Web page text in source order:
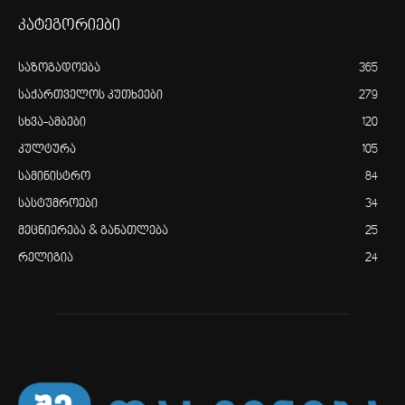
კატეგორიები
საზოგადოება 365
საქართველოს კუთხეები 279
სხვა-ამბები 120
კულტურა 105
სამინისტრო 84
სასტუმროები 34
მეცნიერება & განათლება 25
რელიგია 24